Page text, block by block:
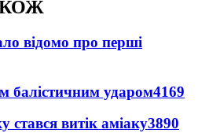
відомо про перші
балістичним ударом4169
стався витік аміаку3890